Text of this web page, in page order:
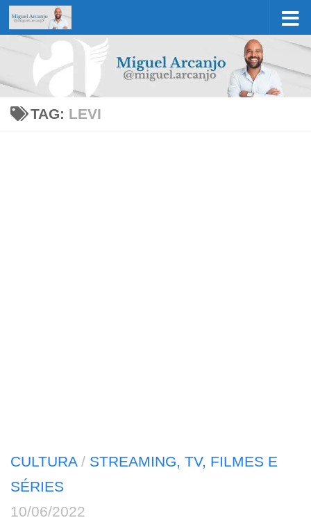
Skip to content
TAG: LEVI
CULTURA/ STREAMING, TV, FILMES E
SÉRIES
10/06/2022